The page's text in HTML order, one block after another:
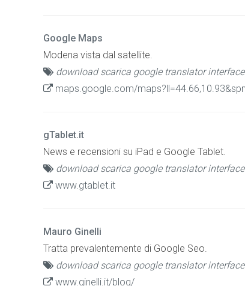
Google Maps
Modena vista dal satellite.
download scarica google translator
maps.google.com/
gTablet.it
News e recensioni su iPad e Google Tablet.
download scarica google translator
www.gtablet.it
Mauro Ginelli
Tratta prevalentemente di Google Seo.
download scarica google translator
www.ginelli.it/blog/